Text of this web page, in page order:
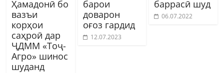
Ҳамадонӣ бо
вазъи
корҳои
саҳроӣ дар
ҶДММ «Тоҷ-
Агро» шинос
шуданд
барои
доварон
оғоз гардид
12.07.2023
баррасӣ шуд
06.07.2022